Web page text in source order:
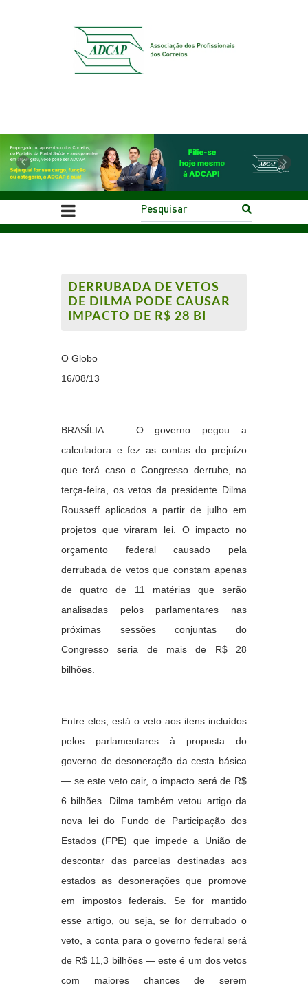
Previous Next
DERRUBADA DE VETOS
DE DILMA PODE CAUSAR
IMPACTO DE R$ 28 BI
O Globo
16/08/13
BRASÍLIA — O governo pegou a
calculadora e fez as contas do prejuízo
que terá caso o Congresso derrube, na
terça-feira, os vetos da presidente Dilma
Rousseff aplicados a partir de julho em
projetos que viraram lei. O impacto no
orçamento federal causado pela
derrubada de vetos que constam apenas
de quatro de 11 matérias que serão
analisadas pelos parlamentares nas
próximas sessões conjuntas do
Congresso seria de mais de R$ 28
bilhões.
Entre eles, está o veto aos itens incluídos
pelos parlamentares à proposta do
governo de desoneração da cesta básica
— se este veto cair, o impacto será de R$
6 bilhões. Dilma também vetou artigo da
nova lei do Fundo de Participação dos
Estados (FPE) que impede a União de
descontar das parcelas destinadas aos
estados as desonerações que promove
em impostos federais. Se for mantido
esse artigo, ou seja, se for derrubado o
veto, a conta para o governo federal será
de R$ 11,3 bilhões — este é um dos vetos
com maiores chances de serem